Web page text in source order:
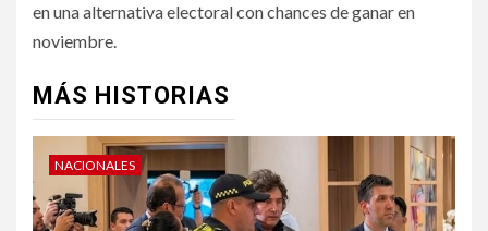
en una alternativa electoral con chances de ganar en
noviembre.
MÁS HISTORIAS
NACIONALES